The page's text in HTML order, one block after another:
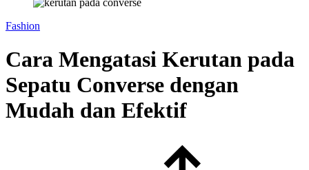
Fashion
Cara Mengatasi Kerutan pada
Sepatu Converse dengan
Mudah dan Efektif